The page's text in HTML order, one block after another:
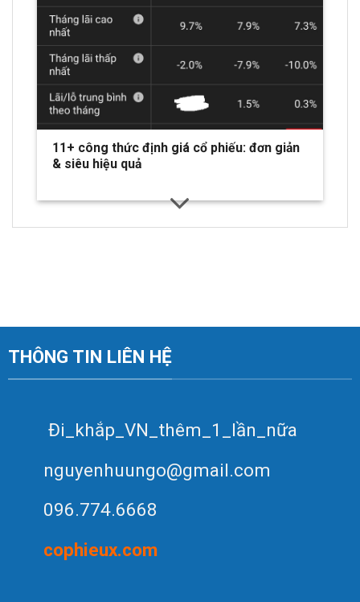
11+ công thức định giá cổ phiếu: đơn giản
& siêu hiệu quả
THÔNG TIN LIÊN HỆ
Đi_khắp_VN_thêm_1_lần_nữa
nguyenhuungo@gmail.com
096.774.6668
cophieux.com